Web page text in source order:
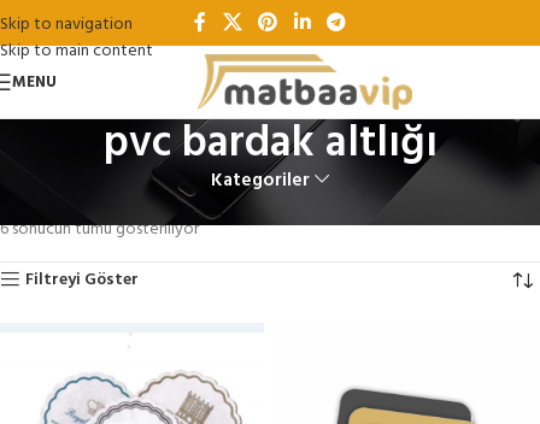
Skip to navigation
Skip to main content
MENU
pvc bardak altlığı
Kategoriler
Ürünler “pvc bardak altlığı” olarak etiketlendi
6 sonucun tümü gösteriliyor
Filtreyi Göster